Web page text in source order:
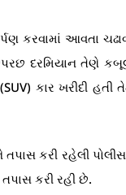
કરવામાં આવતા
દરમિયાન તેણે
કાર ખરીદી
કરી રહેલી
કરી રહી છે.